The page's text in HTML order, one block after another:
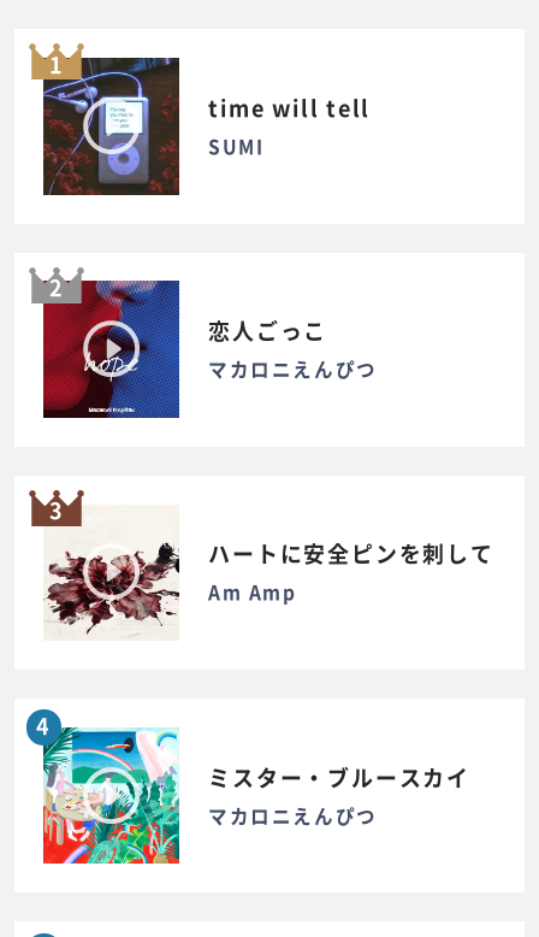
1
time will tell
SUMI
2
恋人ごっこ
マカロニえんぴつ
3
ハートに安全ピンを刺して
Am Amp
4
ミスター・ブルースカイ
マカロニえんぴつ